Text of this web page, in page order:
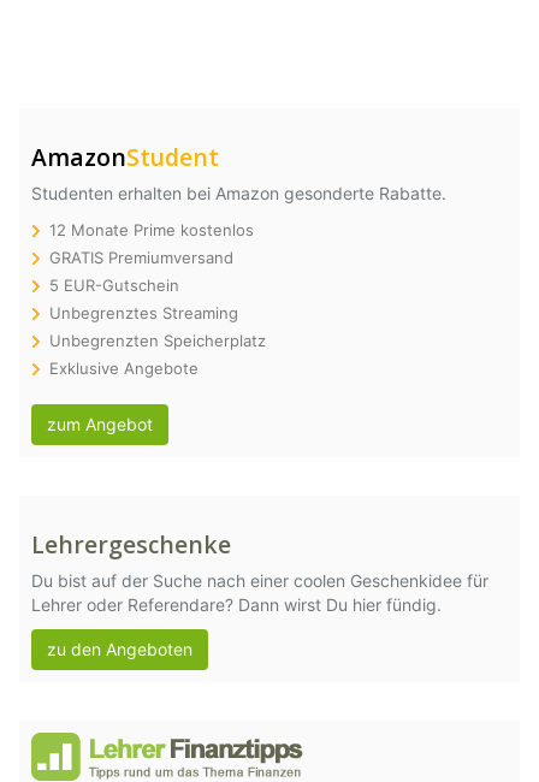
AmazonStudent
Studenten erhalten bei Amazon gesonderte Rabatte.
12 Monate Prime kostenlos
GRATIS Premiumversand
5 EUR-Gutschein
Unbegrenztes Streaming
Unbegrenzten Speicherplatz
Exklusive Angebote
zum Angebot
Lehrergeschenke
Du bist auf der Suche nach einer coolen Geschenkidee für
Lehrer oder Referendare? Dann wirst Du hier fündig.
zu den Angeboten